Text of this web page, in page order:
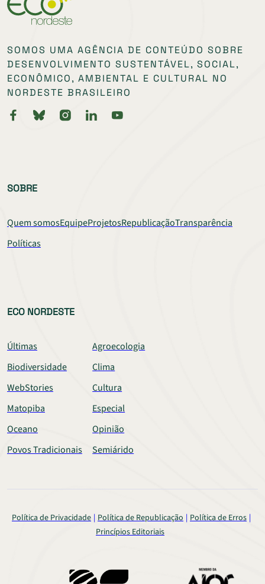
SOMOS UMA AGÊNCIA DE CONTEÚDO SOBRE
DESENVOLVIMENTO SUSTENTÁVEL, SOCIAL,
ECONÔMICO, AMBIENTAL E CULTURAL NO
NORDESTE BRASILEIRO
SOBRE
Quem somosEquipeProjetosRepublicaçãoTransparência
Políticas
ECO NORDESTE
Últimas
Agroecologia
Biodiversidade
Clima
WebStories
Cultura
Matopiba
Especial
Oceano
Opinião
Povos Tradicionais
Semiárido
Política de Privacidade Política de Republicação
Política de Erros
Princípios Editoriais